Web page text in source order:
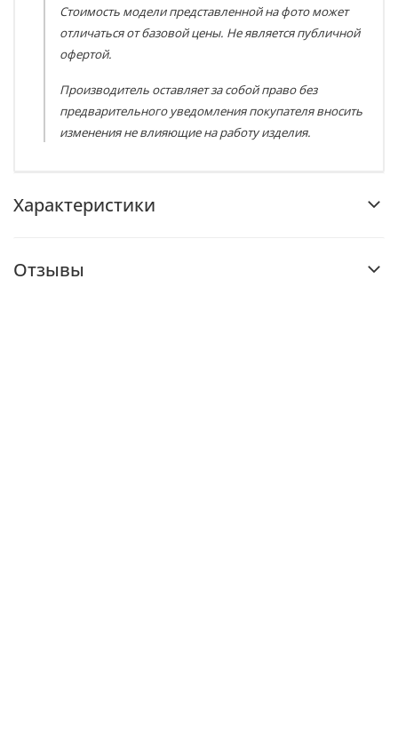
Стоимость модели представленной на фото может
отличаться от базовой цены. Не является публичной
офертой.
Производитель оставляет за собой право без
предварительного уведомления покупателя вносить
изменения не влияющие на работу изделия.
Характеристики
Отзывы